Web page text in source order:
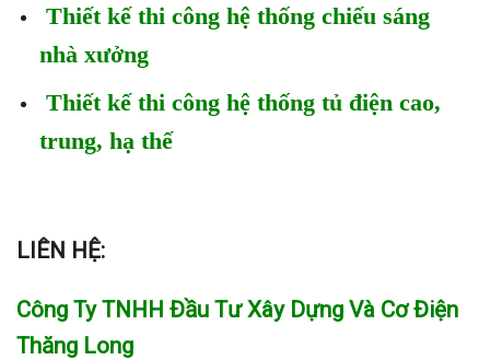
Thiết kế thi công hệ thống chiếu sáng
nhà xưởng
Thiết kế thi công hệ thống tủ điện cao,
trung, hạ thế
LIÊN HỆ:
Công Ty TNHH Đầu Tư Xây Dựng Và Cơ Điện
Thăng Long